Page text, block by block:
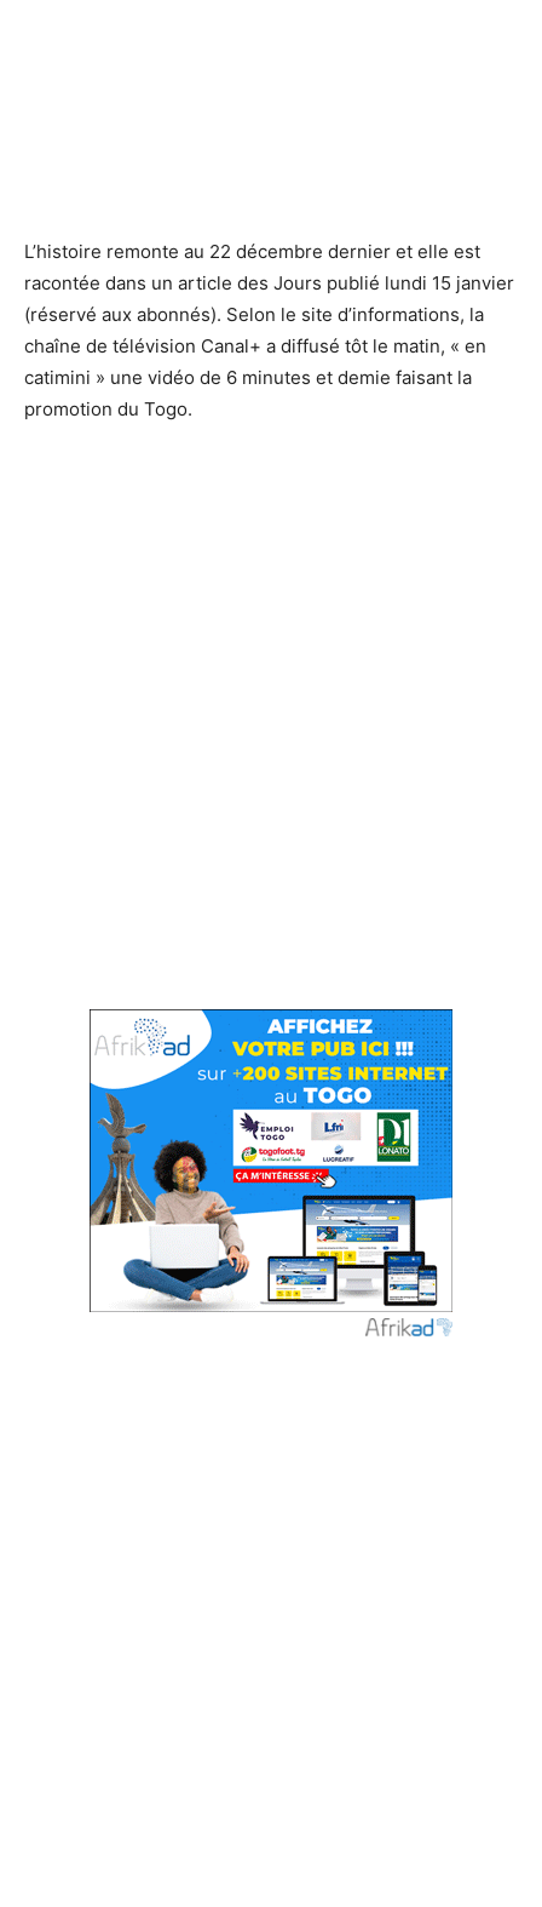
L’histoire remonte au 22 décembre dernier et elle est
racontée dans un article des Jours publié lundi 15 janvier
(réservé aux abonnés). Selon le site d’informations, la
chaîne de télévision Canal+ a diffusé tôt le matin, « en
catimini » une vidéo de 6 minutes et demie faisant la
promotion du Togo.